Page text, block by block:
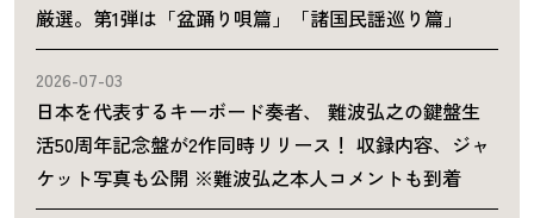
厳選。第1弾は「盆踊り唄篇」「諸国民謡巡り篇」
2026-07-03
日本を代表するキーボード奏者、 難波弘之の鍵盤生
活50周年記念盤が2作同時リリース！ 収録内容、ジャ
ケット写真も公開 ※難波弘之本人コメントも到着